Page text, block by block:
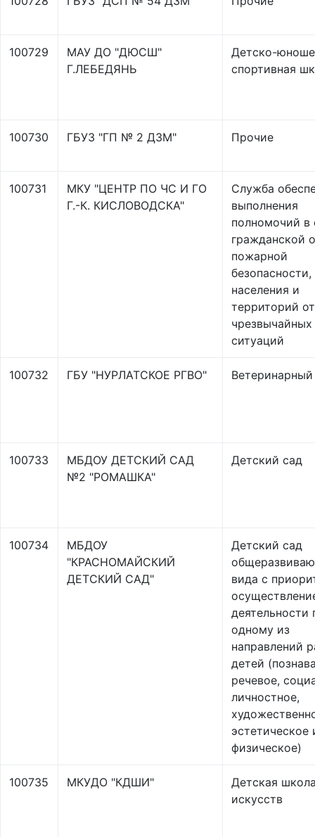
100729
МАУ ДО "ДЮСШ"
Г.ЛЕБЕДЯНЬ
Детско-
спортивная
100730 ГБУЗ "ГП № 2 ДЗМ" Прочие
100731
МКУ "ЦЕНТР ПО ЧС И ГО
Г.-К. КИСЛОВОДСКА"
Служба
выполнения
полномочий в
гражданской
пожарной
населения и
территорий от
чрезвычайных
ситуаций
100732 ГБУ "НУРЛАТСКОЕ РГВО" Ветеринарный
100733
МБДОУ ДЕТСКИЙ САД
№2 "РОМАШКА"
Детский сад
100734
МБДОУ
"КРАСНОМАЙСКИЙ
ДЕТСКИЙ САД"
Детский сад
вида с
деятельности
одному из
направлений
детей
речевое,
личностное,
эстетическое
физическое)
100735 МКУДО "КДШИ"
Детская
искусств